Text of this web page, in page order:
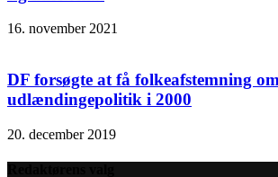
16. november 2021
DF forsøgte at få folkeafstemning om
udlændingepolitik i 2000
20. december 2019